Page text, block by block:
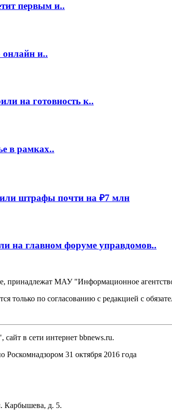
первым и..
онлайн и..
на готовность к..
в рамках..
штрафы почти на ₽7 млн
на главном форуме управдомов..
принадлежат МАУ "Информационное
только по согласованию с редакцией с
в сети интернет bbnews.ru.
31 октября 2016 года
Карбышева, д. 5.